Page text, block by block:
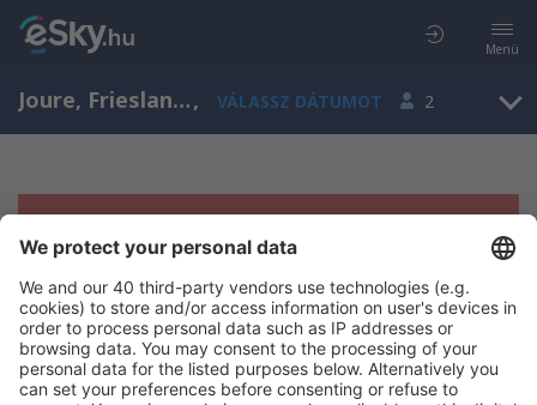
Menü
Joure, Friesland, Hollandia, VÁLASSZ DÁTUMOT 2
Sajnos semmilyen eredménnyel nem
szolgálhatunk.
Próbáld meg még egyszer más kritériumot kiválasztva